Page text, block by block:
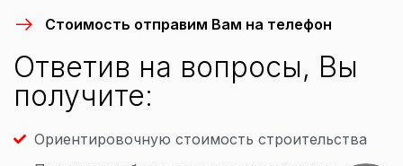
Стоимость отправим Вам на телефон
Ответив на вопросы, Вы
получите:
Ориентировочную стоимость строительства